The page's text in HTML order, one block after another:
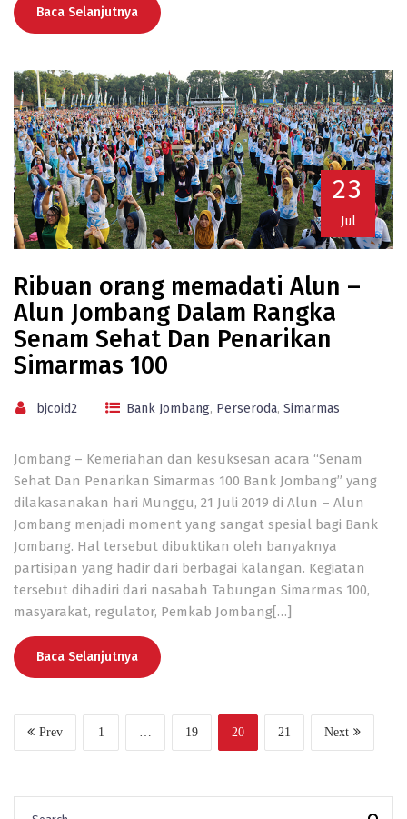
Baca Selanjutnya
23
Jul
Ribuan orang memadati Alun –
Alun Jombang Dalam Rangka
Senam Sehat Dan Penarikan
Simarmas 100
bjcoid2 Bank Jombang, Perseroda, Simarmas
Jombang – Kemeriahan dan kesuksesan acara “Senam
Sehat Dan Penarikan Simarmas 100 Bank Jombang” yang
dilakasanakan hari Munggu, 21 Juli 2019 di Alun – Alun
Jombang menjadi moment yang sangat spesial bagi Bank
Jombang. Hal tersebut dibuktikan oleh banyaknya
partisipan yang hadir dari berbagai kalangan. Kegiatan
tersebut dihadiri dari nasabah Tabungan Simarmas 100,
masyarakat, regulator, Pemkab Jombang[…]
Baca Selanjutnya
Prev 1 … 19 20 21 Next